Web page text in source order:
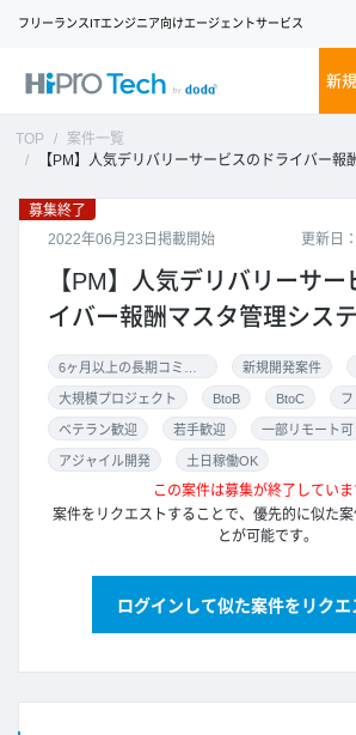
フリーランスITエンジニア向けエージェントサービス
新
TOP
案件一覧
【PM】人気デリバリーサービスのドライバー
更新日
募集終了
2022年06月23日掲載開始
【PM】人気デリバリーサー
イバー報酬マスタ管理シス
新規開発案件
大規模プロジェクト BtoB BtoC
ベテラン歓迎 若手歓迎 一部リモート可
アジャイル開発 土日稼働OK
この案件は募集が終了していま
案件をリクエストすることで、優先的に似た
とが可能です。
ログインして似た案件をリクエ